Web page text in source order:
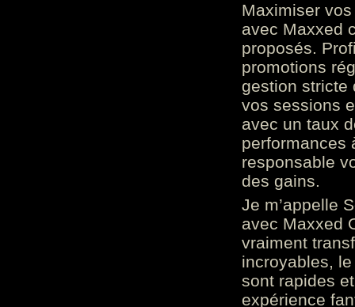
Maximiser
avec Maxxed
proposés.
promotions
gestion stricte
vos sessions
avec un taux
performances
responsable
des gains.
Je m’appelle
avec Maxxed
vraiment
incroyables,
sont rapides
expérience